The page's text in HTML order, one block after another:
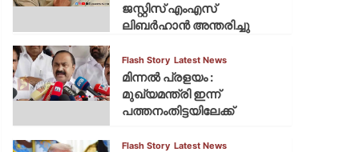
ജസ്റ്റിസ് എംഎസ്
ലിബര്‍ഹാന്‍ അന്തരിച്ചു
Flash Story Latest News
മിന്നല്‍ പ്രളയം :
മുഖ്യമന്ത്രി ഇന്ന്
പത്തനംതിട്ടയിലേക്ക്
Flash Story Latest News